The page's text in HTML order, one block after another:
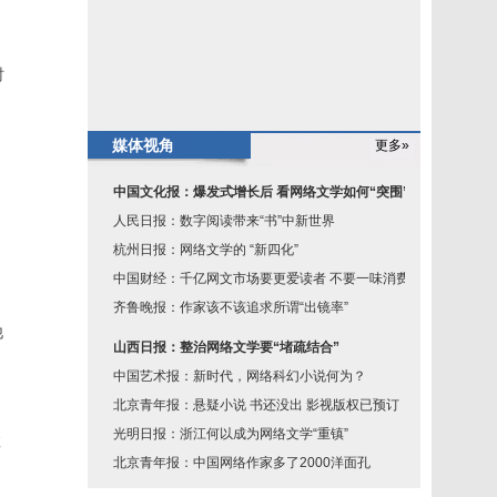
媒体视角 更多»
中国文化报：爆发式增长后 看网络文学如何“突围”
人民日报：数字阅读带来“书”中新世界
杭州日报：网络文学的 “新四化”
中国财经：千亿网文市场要更爱读者 不要一味消费读
齐鲁晚报：作家该不该追求所谓“出镜率”
山西日报：整治网络文学要“堵疏结合”
中国艺术报：新时代，网络科幻小说何为？
北京青年报：悬疑小说 书还没出 影视版权已预订
光明日报：浙江何以成为网络文学“重镇”
北京青年报：中国网络作家多了2000洋面孔